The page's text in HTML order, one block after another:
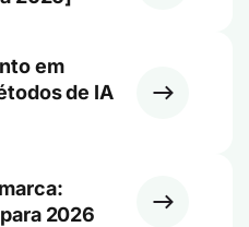
em
de IA
2026